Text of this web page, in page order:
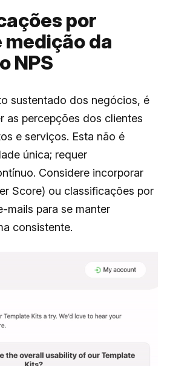
por
da
NPS
sustentado dos negócios, é
as percepções dos clientes
e serviços. Esta não é
única; requer
Considere incorporar
Score) ou classificações por
mails para se manter
consistente.